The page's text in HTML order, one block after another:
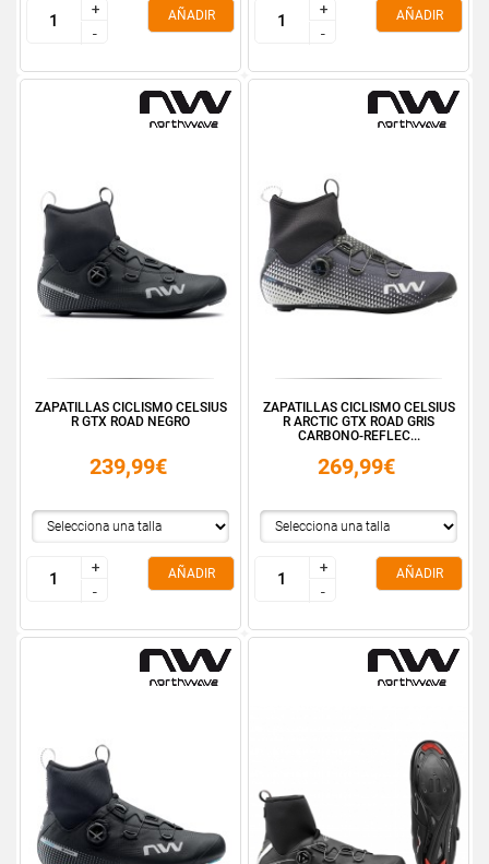
+
-
+
-
AÑADIR
+
-
+
-
AÑADIR
ZAPATILLAS CICLISMO CELSIUS
R GTX ROAD NEGRO
239,99€
+
-
+
-
AÑADIR
ZAPATILLAS CICLISMO CELSIUS
R ARCTIC GTX ROAD GRIS
CARBONO-REFLEC...
269,99€
+
-
+
-
AÑADIR